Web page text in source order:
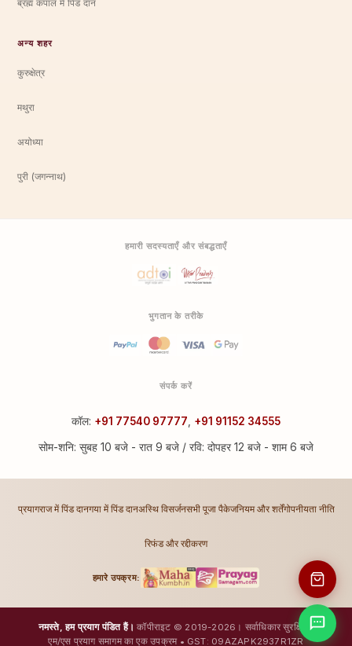
ब्रह्म कपाल में पिंड दान
अन्य शहर
कुरुक्षेत्र
मथुरा
अयोध्या
पुरी (जगन्नाथ)
हमारी सदस्यताएँ और संबद्धताएँ
भुगतान के तरीके
संपर्क करें
कॉल: +91 77540 97777 +91 91152 34555
सोम-शनि: सुबह 10 बजे - रात 9 बजे / रवि: दोपहर 12 बजे - शाम 6 बजे
प्रयागराज में पिंड दानगया में पिंड दानअस्थि विसर्जनसभी पूजा पैकेजनियम और शर्तेंगोपनीयता नीति
रिफंड और रद्दीकरण
हमारे उपक्रम:
नमस्ते, हम प्रयाग पंडित हैं। कॉपीराइट © 2019-2026। सर्वाधिकार सुरक्षित।
एम/एस प्रयाग समागम का एक उपक्रम • GST: 09AZAPK2937R1ZR